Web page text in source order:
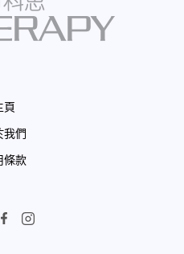
頁
我們
條款